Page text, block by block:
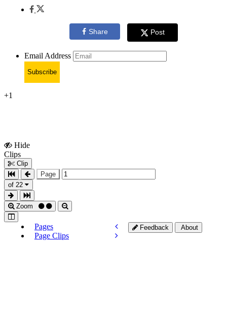
Share Post
Email Address
Subscribe
+1
Hide
Clips
Clip
Page
of 22
Zoom
Pages
Page Clips
Feedback About